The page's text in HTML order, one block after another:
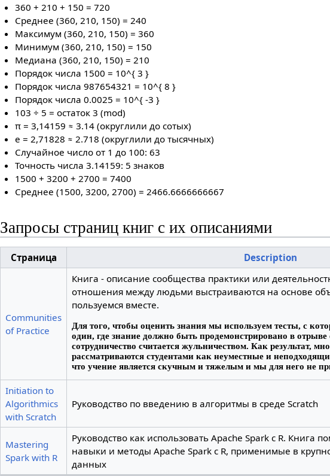
360 + 210 + 150 = 720
Среднее (360, 210, 150) = 240
Максимум (360, 210, 150) = 360
Минимум (360, 210, 150) = 150
Медиана (360, 210, 150) = 210
Порядок числа 1500 = 10^{ 3 }
Порядок числа 987654321 = 10^{ 8 }
Порядок числа 0.0025 = 10^{ -3 }
103 ÷ 5 = остаток 3 (mod)
π = 3,14159 ≈ 3.14 (округлили до сотых)
e = 2,71828 ≈ 2.718 (округлили до тысячных)
Случайное число от 1 до 100: 63
Точность числа 3.14159: 5 знаков
1500 + 3200 + 2700 = 7400
Среднее (1500, 3200, 2700) = 2466.6666666667
Запросы страниц книг с их описаниями
Страница Description
Communities
of Practice
Книга - описание сообщества практики или
отношения между людьми выстраиваются на основе
пользуемся вместе.
Для того, чтобы оценить знания мы используем тесты, с
один, где знание должно быть продемонстрировано в отрыве
сотрудничество считается жульничеством. Как результат,
рассматриваются студентами как неуместные и
что учение является скучным и тяжелым и мы для него не
Initiation to
Algorithmics
with Scratch
Руководство по введению в алгоритмы в среде Scratch
Mastering
Spark with R
Руководство как использовать Apache Spark с R. Книга
навыки и методы Apache Spark с R, применимые в
данных